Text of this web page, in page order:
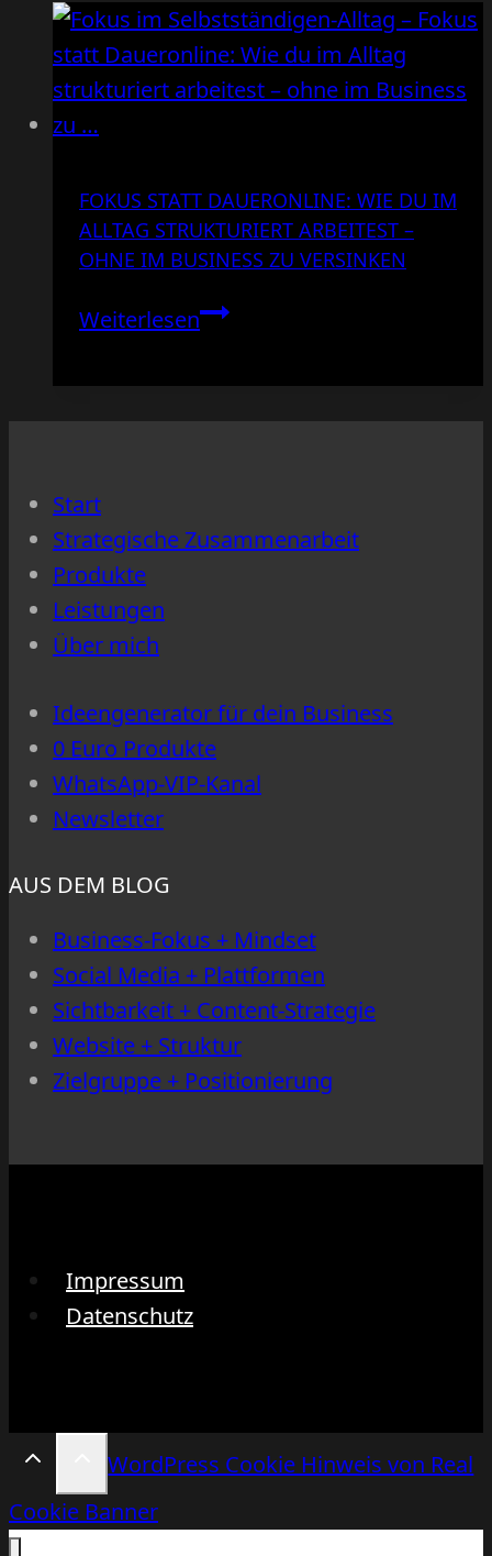
FOKUS STATT DAUERONLINE: WIE DU IM
ALLTAG STRUKTURIERT ARBEITEST –
OHNE IM BUSINESS ZU VERSINKEN
WeiterlesenFokus
Daueronline:
Wie
strukturiert
im
Business
zu
versinken
Start
Strategische Zusammenarbeit
Produkte
Leistungen
Über mich
Ideengenerator für dein Business
0 Euro Produkte
WhatsApp-VIP-Kanal
Newsletter
AUS DEM BLOG
Business-Fokus + Mindset
Social Media + Plattformen
Sichtbarkeit + Content-Strategie
Website + Struktur
Zielgruppe + Positionierung
Impressum
Datenschutz
WordPress Cookie Hinweis von Real
Cookie Banner